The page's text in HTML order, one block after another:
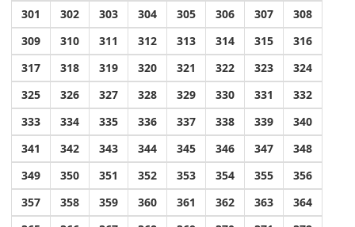
301
302 303 304 305 306 307
308
309
310 311 312 313 314 315
316
317
318 319 320 321 322 323
324
325
326 327 328 329 330 331
332
333
334 335 336 337 338 339
340
341
342 343 344 345 346 347
348
349
350 351 352 353 354 355
356
357
358 359 360 361 362 363
364